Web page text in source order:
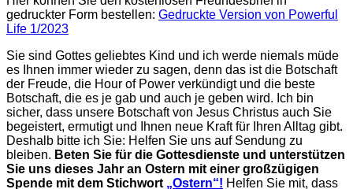
gedruckter Form bestellen: Gedruckte Version von Powerful
Life 1/2023
Sie sind Gottes geliebtes Kind und ich werde niemals müde
es Ihnen immer wieder zu sagen, denn das ist die Botschaft
der Freude, die Hour of Power verkündigt und die beste
Botschaft, die es je gab und auch je geben wird. Ich bin
sicher, dass unsere Botschaft von Jesus Christus auch Sie
begeistert, ermutigt und Ihnen neue Kraft für Ihren Alltag gibt.
Deshalb bitte ich Sie: Helfen Sie uns auf Sendung zu
bleiben. Beten Sie für die Gottesdienste und unterstützen
Sie uns dieses Jahr an Ostern mit einer großzügigen
Spende mit dem Stichwort „Ostern“! Helfen Sie mit, dass